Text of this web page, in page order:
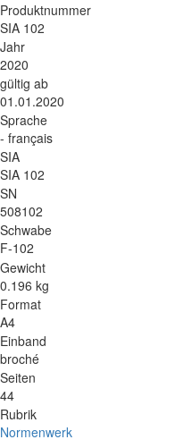
Produktnummer
SIA 102
Jahr
2020
gültig ab
01.01.2020
Sprache
- français
SIA
SIA 102
SN
508102
Schwabe
F-102
Gewicht
0.196 kg
Format
A4
Einband
broché
Seiten
44
Rubrik
Normenwerk